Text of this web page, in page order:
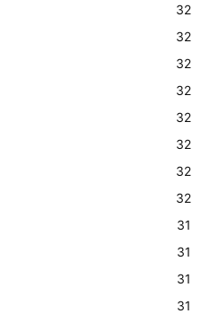
32
32
32
32
32
32
32
32
31
31
31
31